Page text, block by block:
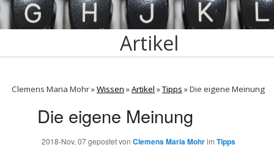
Artikel
Clemens Maria Mohr »Wissen »Artikel »Tipps »Die eigene Meinung
Die eigene Meinung
2018-Nov, 07gepostet von Clemens Maria Mohrim Tipps